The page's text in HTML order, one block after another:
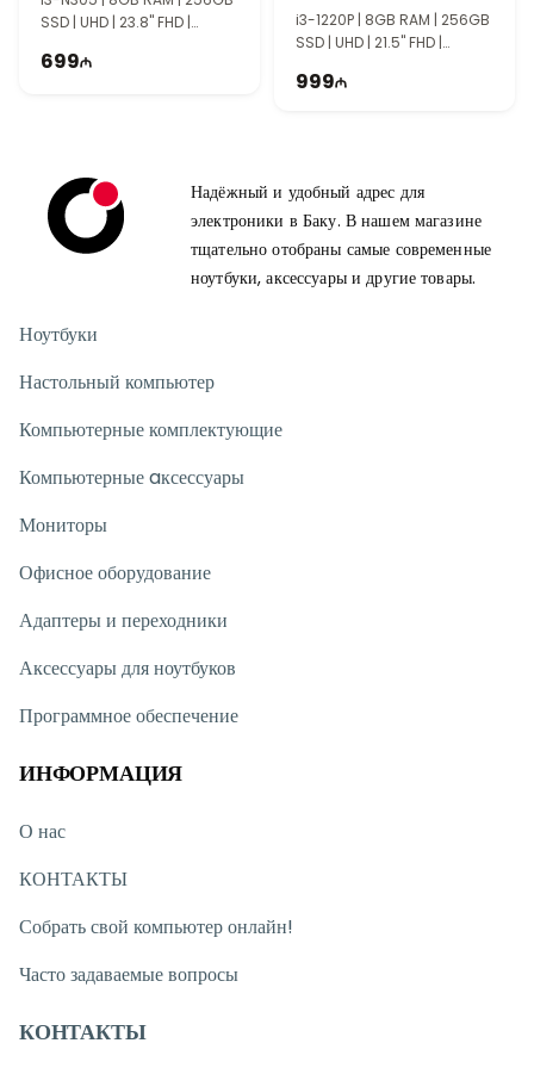
Graphicsи27-дюймового Full HDэкрана обеспечивает
быструю, стабильную и комфортную работу с документами,
видеоконференциями, интернетом и мультимедийными
SSD | UHD | 23.8" FHD |
699
i3-1220P | 8GB RAM | 256GB
SSD | UHD | 21.5" FHD |
999
Надёжный и удобный адрес для
электроники в Баку. В нашем магазине
тщательно отобраны самые современные
ноутбуки, аксессуары и другие товары.
Ноутбуки
Настольный компьютер
Компьютерные комплектующие
Компьютерные aксессуары
Мониторы
Офисное оборудование
Адаптеры и переходники
Аксессуары для ноутбуков
Программное обеспечение
ИНФОРМАЦИЯ
О нас
КОНТАКТЫ
Собрать свой компьютер онлайн!
Часто задаваемые вопросы
КОНТАКТЫ